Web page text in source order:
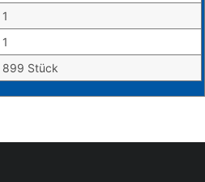
1
1
899 Stück